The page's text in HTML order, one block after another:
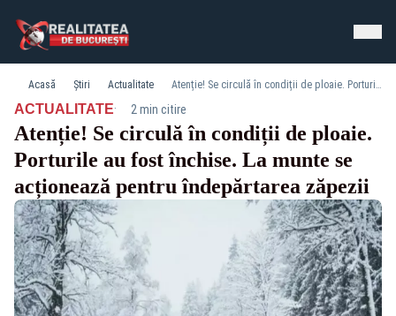
Acasă Știri Actualitate Atenție! Se circulă în condiții de ploaie. Porturile au fost închise. La munte se acționează pentru îndepărtarea zăpezii
ACTUALITATE· 2 min citire
Atenție! Se circulă în condiții de ploaie.
Porturile au fost închise. La munte se
acționează pentru îndepărtarea zăpezii